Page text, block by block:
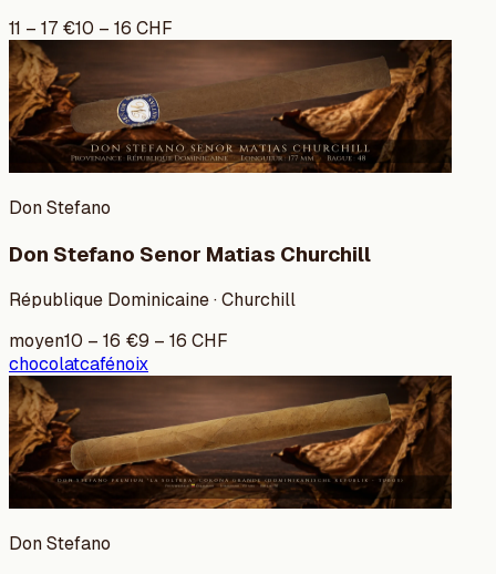
11 – 17 €10 – 16 CHF
Don Stefano
Don Stefano Senor Matias Churchill
République Dominicaine · Churchill
moyen10 – 16 €9 – 16 CHF
chocolatcafénoix
Don Stefano